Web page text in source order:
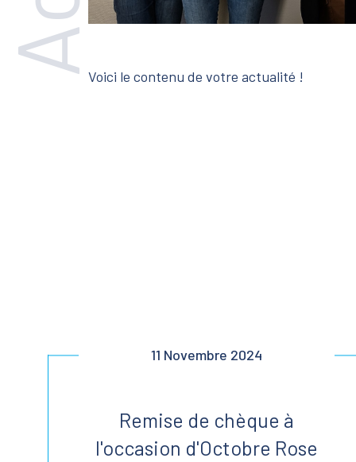
Voici le contenu de votre actualité !
11 Novembre 2024
Remise de chèque à
l'occasion d'Octobre Rose